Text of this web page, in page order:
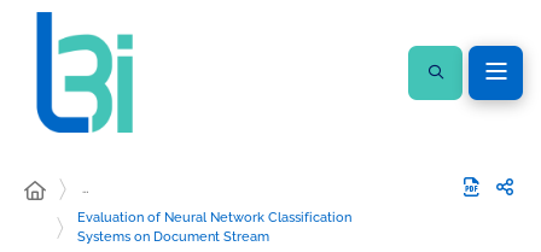
…
Evaluation of Neural Network Classification
Systems on Document Stream